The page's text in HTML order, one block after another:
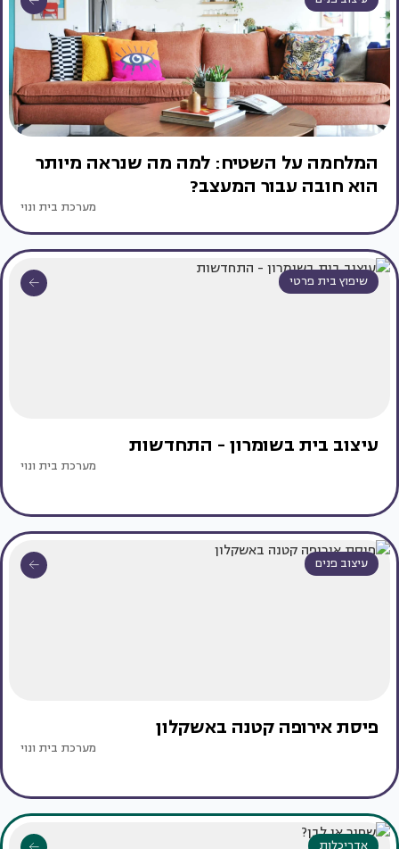
המלחמה על השטיח: למה מה שנראה מיותר
הוא חובה עבור המעצב?
מערכת בית ונוי
שיפוץ בית פרטי
עיצוב בית בשומרון - התחדשות
מערכת בית ונוי
עיצוב פנים
פיסת אירופה קטנה באשקלון
מערכת בית ונוי
אדריכלות